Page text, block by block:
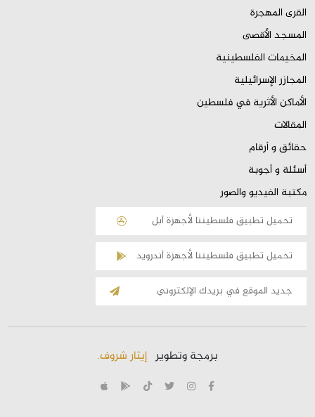
القرى المهجرة
المسجد الأقصى
المخيمات الفلسطينية
المجازر الإسرائيلية
الأماكن الأثرية في فلسطين
المقالات
حقائق و أرقام
أسئلة و أجوبة
مكتبة الفيديو والصور
تحميل تطبيق فلسطيننا لأجهزة أبل
تحميل تطبيق فلسطيننا لأجهزة أندرويد
برمجة وتطويرإيثار شروف.